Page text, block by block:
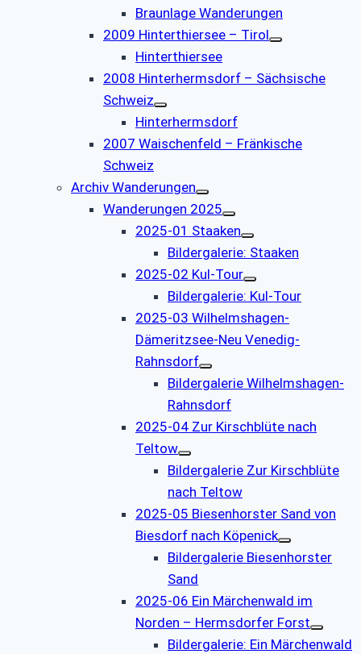
Braunlage Wanderungen
2009 Hinterthiersee – Tirol
Hinterthiersee
2008 Hinterhermsdorf – Sächsische
Schweiz
Hinterhermsdorf
2007 Waischenfeld – Fränkische
Schweiz
Archiv Wanderungen
Wanderungen 2025
2025-01 Staaken
Bildergalerie: Staaken
2025-02 Kul-Tour
Bildergalerie: Kul-Tour
2025-03 Wilhelmshagen-
Dämeritzsee-Neu Venedig-
Rahnsdorf
Bildergalerie Wilhelmshagen-
Rahnsdorf
2025-04 Zur Kirschblüte nach
Teltow
Bildergalerie Zur Kirschblüte
nach Teltow
2025-05 Biesenhorster Sand von
Biesdorf nach Köpenick
Bildergalerie Biesenhorster
Sand
2025-06 Ein Märchenwald im
Norden – Hermsdorfer Forst
Bildergalerie: Ein Märchenwald